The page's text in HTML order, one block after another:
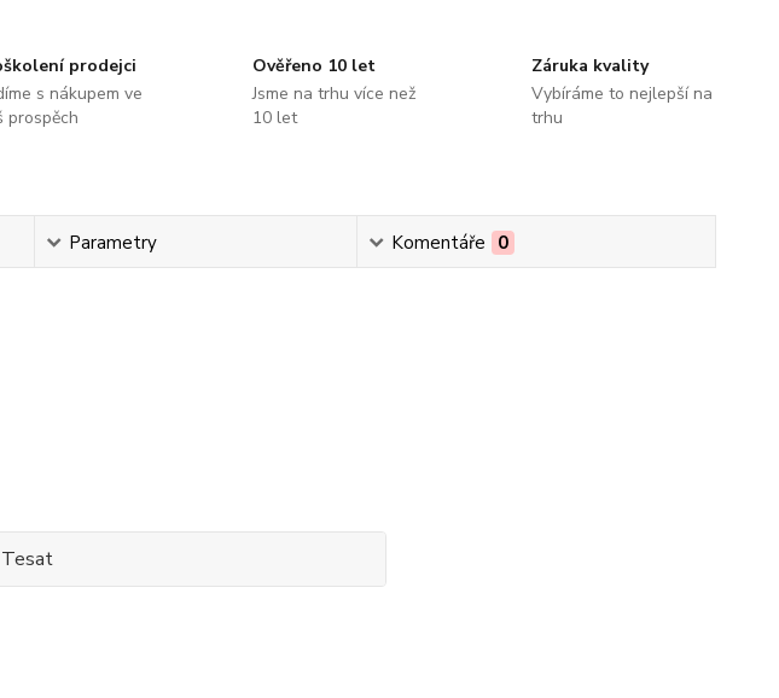
prodejci
s nákupem ve
prospěch
Ověřeno 10 let
Jsme na trhu více než
10 let
Záruka kvality
Vybíráme to nejlepší na
trhu
Parametry Komentáře 0
Tesat